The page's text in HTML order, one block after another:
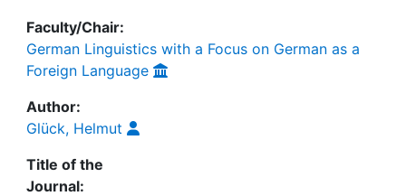
Faculty/Chair:
German Linguistics with a Focus on German as a
Foreign Language
Author:
Glück, Helmut
Title of the
Journal: